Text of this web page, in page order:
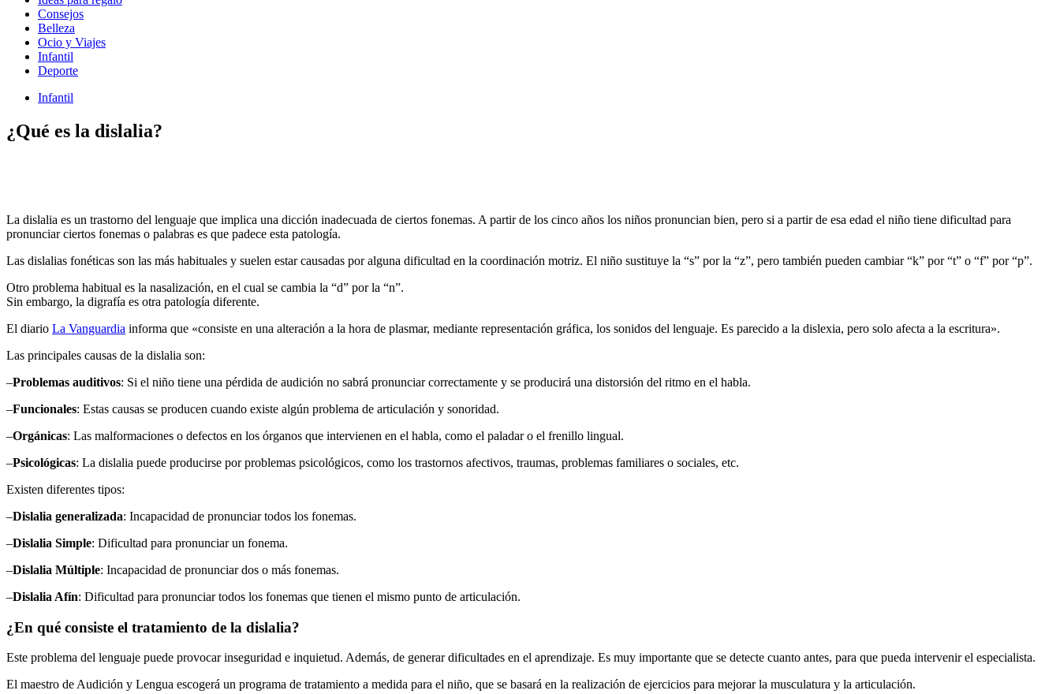
Consejos
Belleza
Ocio y Viajes
Infantil
Deporte
Infantil
¿Qué es la dislalia?
La dislalia es un trastorno del lenguaje que implica una dicción inadecuada de ciertos fonemas. A partir de los cinco años los niños pronuncian bien, pero si a partir de esa edad el niño tiene dificultad para
pronunciar ciertos fonemas o palabras es que padece esta patología.
Las dislalias fonéticas son las más habituales y suelen estar causadas por alguna dificultad en la coordinación motriz. El niño sustituye la “s” por la “z”, pero también pueden cambiar “k” por “t” o “f” por “p”.
Otro problema habitual es la nasalización, en el cual se cambia la “d” por la “n”.
Sin embargo, la digrafía es otra patología diferente.
El diario La Vanguardia informa que «consiste en una alteración a la hora de plasmar, mediante representación gráfica, los sonidos del lenguaje. Es parecido a la dislexia, pero solo afecta a la escritura».
Las principales causas de la dislalia son:
–Problemas auditivos: Si el niño tiene una pérdida de audición no sabrá pronunciar correctamente y se producirá una distorsión del ritmo en el habla.
–Funcionales: Estas causas se producen cuando existe algún problema de articulación y sonoridad.
–Orgánicas: Las malformaciones o defectos en los órganos que intervienen en el habla, como el paladar o el frenillo lingual.
–Psicológicas: La dislalia puede producirse por problemas psicológicos, como los trastornos afectivos, traumas, problemas familiares o sociales, etc.
Existen diferentes tipos:
–Dislalia generalizada: Incapacidad de pronunciar todos los fonemas.
–Dislalia Simple: Dificultad para pronunciar un fonema.
–Dislalia Múltiple: Incapacidad de pronunciar dos o más fonemas.
–Dislalia Afín: Dificultad para pronunciar todos los fonemas que tienen el mismo punto de articulación.
¿En qué consiste el tratamiento de la dislalia?
Este problema del lenguaje puede provocar inseguridad e inquietud. Además, de generar dificultades en el aprendizaje. Es muy importante que se detecte cuanto antes, para que pueda intervenir el especialista.
El maestro de Audición y Lengua escogerá un programa de tratamiento a medida para el niño, que se basará en la realización de ejercicios para mejorar la musculatura y la articulación.